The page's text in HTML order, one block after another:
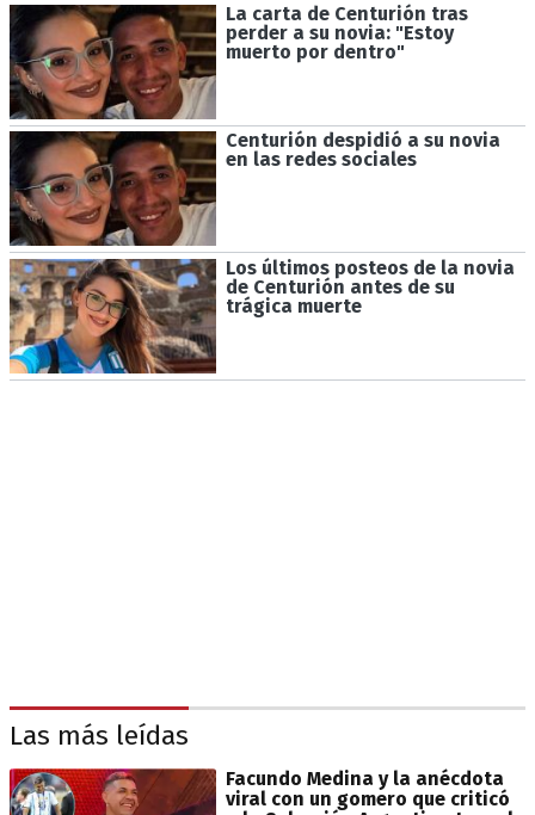
La carta de Centurión tras
perder a su novia: "Estoy
muerto por dentro"
Centurión despidió a su novia
en las redes sociales
Los últimos posteos de la novia
de Centurión antes de su
trágica muerte
Las más leídas
Facundo Medina y la anécdota
viral con un gomero que criticó